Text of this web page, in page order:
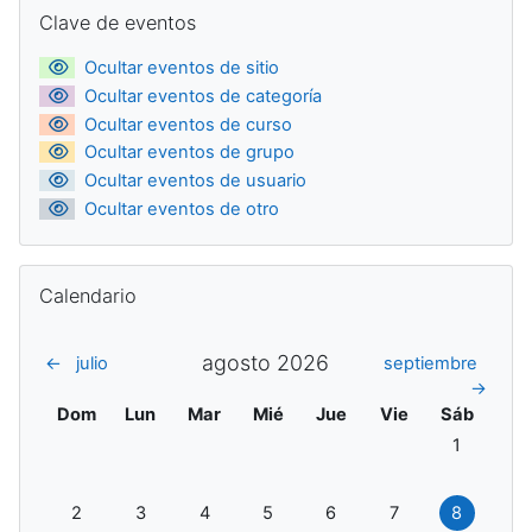
Clave de eventos
Ocultar eventos de sitio
Ocultar eventos de categoría
Ocultar eventos de curso
Ocultar eventos de grupo
Ocultar eventos de usuario
Ocultar eventos de otro
Calendario
← julio agosto 2026
septiembre
→
Domingo
Dom Lunes
Lun Martes
Mar Miércoles
Mié Jueves
Jue Viernes
Vie Sábado
Sáb
Sin
1
Sin eventos, domingo, 2 agosto
2 Sin eventos, lunes, 3 agosto
3 Sin eventos, martes, 4 agosto
4 Sin eventos, miércoles, 5 agosto
5 Sin eventos, jueves, 6
6 Sin eventos,
7 Sin
8